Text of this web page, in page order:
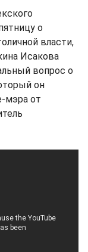
о
власти,
Исакова
вопрос о
он
мэра от